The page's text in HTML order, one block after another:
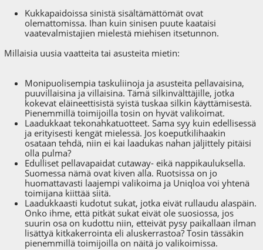
Kukkapaidoissa sinistä sisältämättömät ovat
olemattomissa. Ihan kuin sinisen puute kaataisi
vaatevalmistajien mielestä miehisen itsetunnon.
Millaisia uusia vaatteita tai asusteita mietin:
Monipuolisempia taskuliinoja ja asusteita pellavaisina,
puuvillaisina ja villaisina. Tämä silkinvälttäjille, jotka
kokevat eläineettisistä syistä tuskaa silkin käyttämisestä.
Pienemmillä toimijoilla tosin on hyvät valikoimat.
Laadukkaat tekonahkatuotteet. Sama syy kuin edellisessä
ja erityisesti kengät mielessä. Jos koeputkilihaakin
osataan tehdä, niin ei kai laadukas nahan jäljittely pitäisi
olla pulma?
Edulliset pellavapaidat cutaway- eikä nappikauluksella.
Suomessa nämä ovat kiven alla. Ruotsissa on jo
huomattavasti laajempi valikoima ja Uniqloa voi yhtenä
toimijana kiittää siitä.
Laadukkaasti kudotut sukat, jotka eivät rullaudu alaspäin.
Onko ihme, että pitkät sukat eivät ole suosiossa, jos
suurin osa on kudottu niin, etteivät pysy paikallaan ilman
lisättyä kitkakerrointa eli aluskerrastoa? Tosin tässäkin
pienemmillä toimijoilla on näitä jo valikoimissa.